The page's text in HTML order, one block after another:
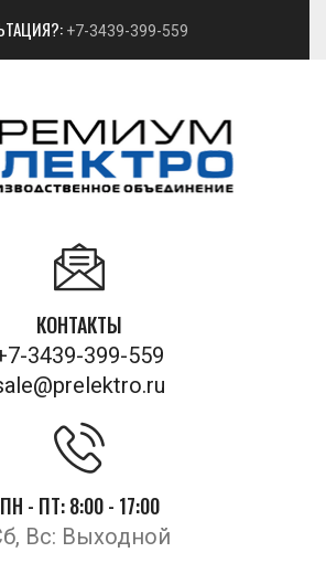
+7-3439-399-559
КОНТАКТЫ
3439-399-559
ПН - ПТ: 8:00 - 17:00
Вс: Выходной